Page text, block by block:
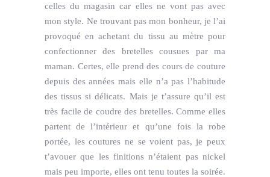
celles du magasin car elles ne vont pas avec
mon style. Ne trouvant pas mon bonheur, je l’ai
provoqué en achetant du tissu au mètre pour
confectionner des bretelles cousues par ma
maman. Certes, elle prend des cours de couture
depuis des années mais elle n’a pas l’habitude
des tissus si délicats. Mais je t’assure qu’il est
très facile de coudre des bretelles. Comme elles
partent de l’intérieur et qu’une fois la robe
portée, les coutures ne se voient pas, je peux
t’avouer que les finitions n’étaient pas nickel
mais peu importe, elles ont tenu toutes la soirée.